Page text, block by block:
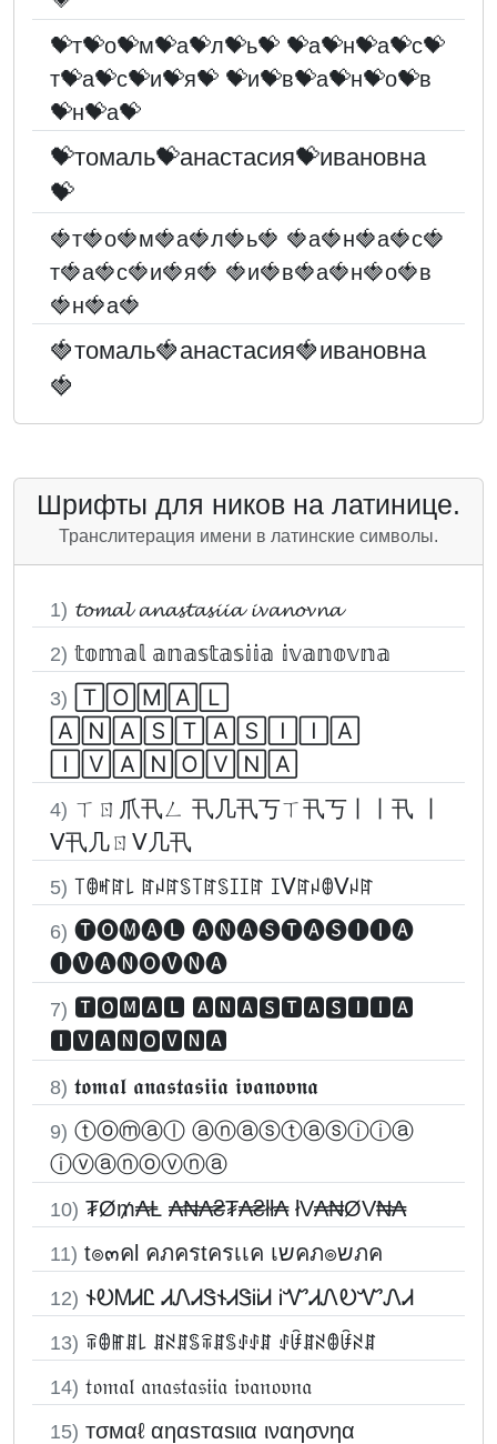
💝т💝о💝м💝а💝л💝ь💝 💝а💝н💝а💝с💝
т💝а💝с💝и💝я💝 💝и💝в💝а💝н💝о💝в
💝н💝а💝
💝томаль💝анастасия💝ивановна
💝
🍓т🍓о🍓м🍓а🍓л🍓ь🍓 🍓а🍓н🍓а🍓с🍓
т🍓а🍓с🍓и🍓я🍓 🍓и🍓в🍓а🍓н🍓о🍓в
🍓н🍓а🍓
🍓томаль🍓анастасия🍓ивановна
🍓
Шрифты для ников на латинице.
Транслитерация имени в латинские символы.
1) 𝓽𝓸𝓶𝓪𝓵 𝓪𝓷𝓪𝓼𝓽𝓪𝓼𝓲𝓲𝓪 𝓲𝓿𝓪𝓷𝓸𝓿𝓷𝓪
2) 𝕥𝕠𝕞𝕒𝕝 𝕒𝕟𝕒𝕤𝕥𝕒𝕤𝕚𝕚𝕒 𝕚𝕧𝕒𝕟𝕠𝕧𝕟𝕒
3) 🅃🄾🄼🄰🄻
🄰🄽🄰🅂🅃🄰🅂🄸🄸🄰
🄸🅅🄰🄽🄾🅅🄽🄰
4) ㄒㄖ爪卂ㄥ 卂几卂丂ㄒ卂丂丨丨卂 丨
ᐯ卂几ㄖᐯ几卂
5) ꓄ꂦꎭꍏ꒒ ꍏꈤꍏꌗ꓄ꍏꌗꀤꀤꍏ ꀤᐯꍏꈤꂦᐯꈤꍏ
6) 🅣🅞🅜🅐🅛 🅐🅝🅐🅢🅣🅐🅢🅘🅘🅐
🅘🅥🅐🅝🅞🅥🅝🅐
7) 🆃🅾🅼🅰🅻 🅰🅽🅰🆂🆃🅰🆂🅸🅸🅰
🅸🆅🅰🅽🅾🆅🅽🅰
8) 𝖙𝖔𝖒𝖆𝖑 𝖆𝖓𝖆𝖘𝖙𝖆𝖘𝖎𝖎𝖆 𝖎𝖛𝖆𝖓𝖔𝖛𝖓𝖆
9) ⓣⓞⓜⓐⓛ ⓐⓝⓐⓢⓣⓐⓢⓘⓘⓐ
ⓘⓥⓐⓝⓞⓥⓝⓐ
10) ₮Ø₥₳Ⱡ ₳₦₳₴₮₳₴łł₳ łV₳₦ØV₦₳
11) t๏๓คl คภครtครเเค เשคภ๏שภค
12) 𐐆ᎧᎷᏗᏝ ᏗᏁᏗᏕ𐐆ᏗᏕᎥᎥᏗ ᎥᏉᏗᏁᎧᏉᏁᏗ
13) ꋖꂦꂵꁲ꒒ ꁲꋊꁲꌚꋖꁲꌚꂑꂑꁲ ꂑꀰꁲꋊꂦꀰꋊꁲ
14) 𝔱𝔬𝔪𝔞𝔩 𝔞𝔫𝔞𝔰𝔱𝔞𝔰𝔦𝔦𝔞 𝔦𝔳𝔞𝔫𝔬𝔳𝔫𝔞
15) тσмαℓ αηαѕтαѕιια ιναησνηα